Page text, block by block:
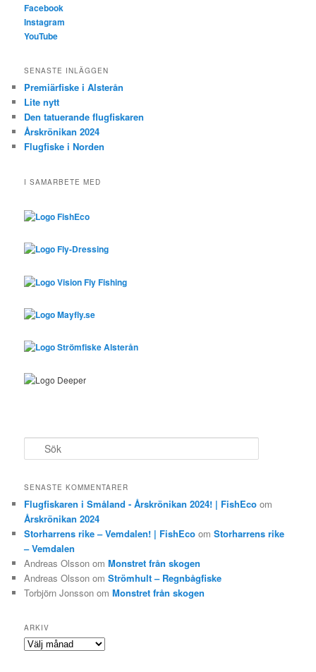
Facebook
Instagram
YouTube
SENASTE INLÄGGEN
Premiärfiske i Alsterån
Lite nytt
Den tatuerande flugfiskaren
Årskrönikan 2024
Flugfiske i Norden
I SAMARBETE MED
ö
SENASTE KOMMENTARER
Flugfiskaren i Småland - Årskrönikan 2024! | FishEco om
Årskrönikan 2024
Storharrens rike – Vemdalen! | FishEco omStorharrens rike
– Vemdalen
Andreas Olsson omMonstret från skogen
Andreas Olsson omStrömhult – Regnbågfiske
Torbjörn Jonsson omMonstret från skogen
ARKIV
Arkiv